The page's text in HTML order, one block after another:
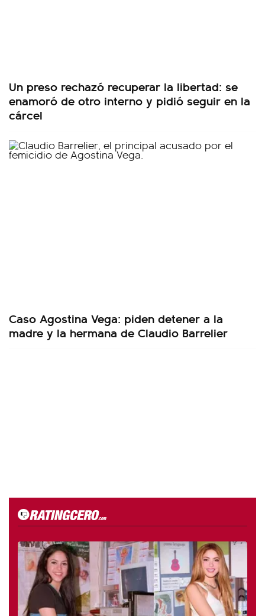
Un preso rechazó recuperar la libertad: se
enamoró de otro interno y pidió seguir en la
cárcel
Caso Agostina Vega: piden detener a la
madre y la hermana de Claudio Barrelier